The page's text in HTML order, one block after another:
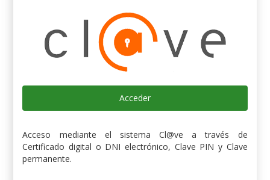
Acceder
Acceso mediante el sistema Cl@ve a través de
Certificado digital o DNI electrónico, Clave PIN y Clave
permanente.